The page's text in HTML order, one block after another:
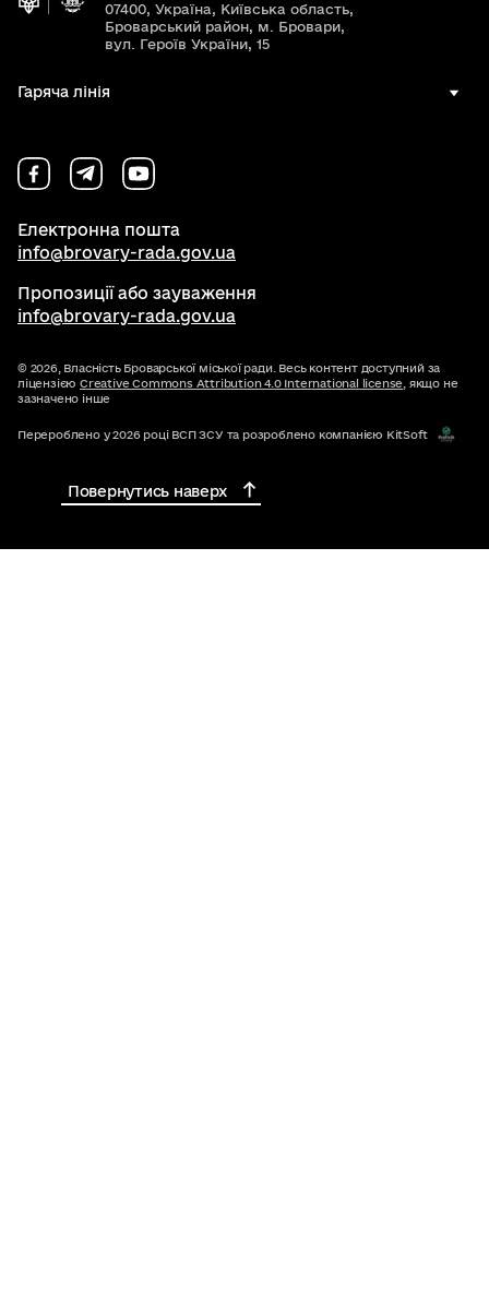
07400, Україна, Київська область,
Броварський район, м. Бровари,
вул. Героїв України, 15
Гаряча лінія
Електронна пошта
info@brovary-rada.gov.ua
Пропозиції або зауваження
info@brovary-rada.gov.ua
© 2026, Власність Броварської міської ради. Весь контент доступний за
ліцензією Creative Commons Attribution 4.0 International license , якщо не
зазначено інше
Перероблено у 2026 році ВСП ЗСУ та розроблено компанією KitSoft
Повернутись наверх